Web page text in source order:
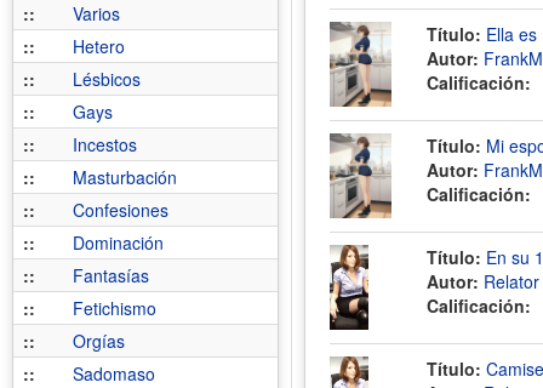
::
Varios
::
Hetero
::
Lésbicos
::
Gays
::
Incestos
::
Masturbación
::
Confesiones
::
Dominación
::
Fantasías
::
Fetichismo
::
Orgías
::
Sadomaso
Título: Ella es
Autor:
Calificación:
Título: Mi
Autor:
Calificación:
Título: En su
Autor:
Calificación:
Título: